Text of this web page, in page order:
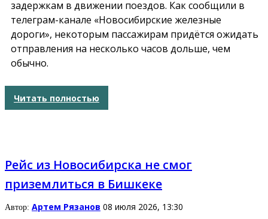
задержкам в движении поездов. Как сообщили в
телеграм-канале «Новосибирские железные
дороги», некоторым пассажирам придётся ожидать
отправления на несколько часов дольше, чем
обычно.
Читать полностью
Рейс из Новосибирска не смог
приземлиться в Бишкеке
Автор: Артем Рязанов 08 июля 2026, 13:30